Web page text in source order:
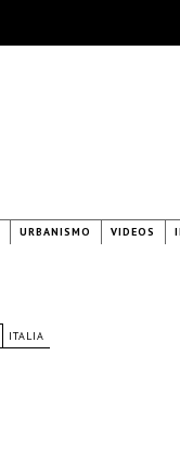
URBANISMO VIDEOS
ITALIA